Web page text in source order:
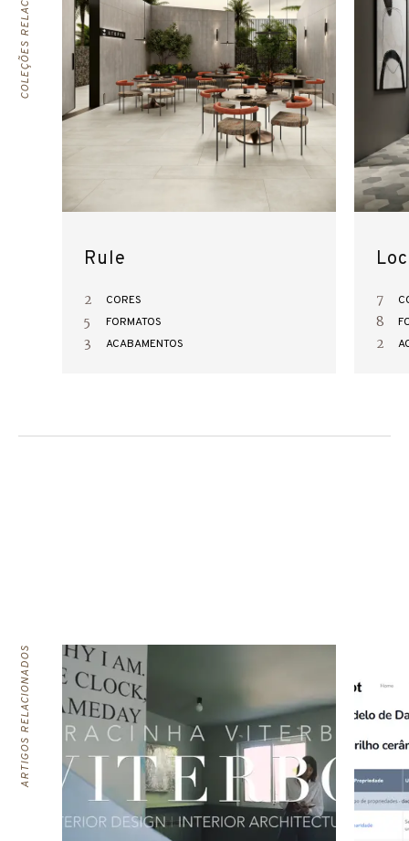
Rule
2 CORES
5 FORMATOS
3 ACABAMENTOS
7
8
2
ARTIGOS RELACIONADOS